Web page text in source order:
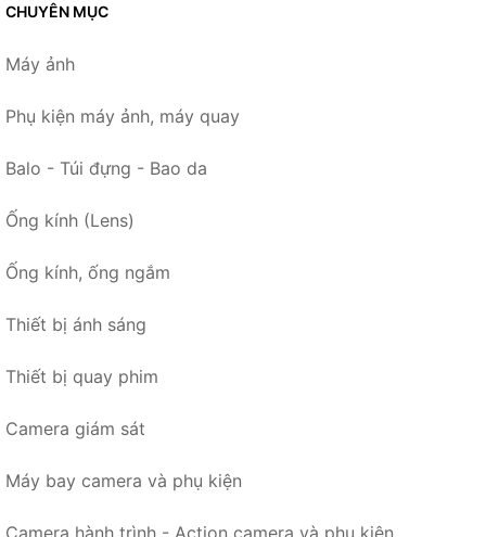
CHUYÊN MỤC
Máy ảnh
Phụ kiện máy ảnh, máy quay
Balo - Túi đựng - Bao da
Ống kính (Lens)
Ống kính, ống ngắm
Thiết bị ánh sáng
Thiết bị quay phim
Camera giám sát
Máy bay camera và phụ kiện
Camera hành trình - Action camera và phụ kiện